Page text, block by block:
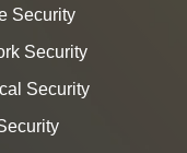
Security
Security
Security